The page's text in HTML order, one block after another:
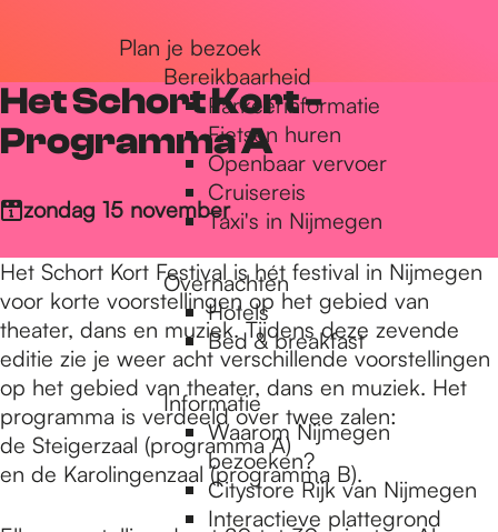
Plan je bezoek
Bereikbaarheid
Parkeerinformatie
Fietsen huren
Openbaar vervoer
Cruisereis
Taxi's in Nijmegen
Overnachten
Hotels
Bed & breakfast
Informatie
Waarom Nijmegen
bezoeken?
Citystore Rijk van Nijmegen
Interactieve plattegrond
Het Schort Kort -
Programma A
zondag 15 november
Het Schort Kort Festival is hét festival in Nijmegen
voor korte voorstellingen op het gebied van
theater, dans en muziek. Tijdens deze zevende
editie zie je weer acht verschillende voorstellingen
op het gebied van theater, dans en muziek. Het
programma is verdeeld over twee zalen:
de Steigerzaal (programma A)
en de Karolingenzaal (programma B).